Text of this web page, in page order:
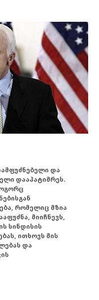
და
დააპატიმრეს.
რომელიც მზია
მიიჩნევს,
სინდისის
ითხოვს მის
და